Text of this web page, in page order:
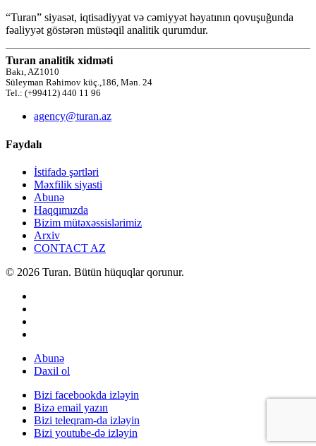
“Turan” siyasət, iqtisadiyyat və cəmiyyət həyatının qovuşuğunda
fəaliyyət göstərən müstəqil analitik qurumdur.
Turan analitik xidməti
Bakı, AZ1010
Süleyman Rəhimov küç.,186, Mən. 24
Tel.: (+99412) 440 11 96
agency@turan.az
Faydalı
İstifadə şərtləri
Məxfilik siyasti
Abunə
Haqqımızda
Bizim mütəxəssislərimiz
Arxiv
CONTACT AZ
© 2026 Turan. Bütün hüquqlar qorunur.
Abunə
Daxil ol
Bizi facebookda izləyin
Bizə email yazın
Bizi teleqram-da izləyin
Bizi youtube-də izləyin